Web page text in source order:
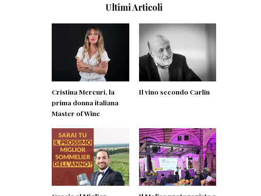
Ultimi Articoli
Cristina Mercuri, la
prima donna italiana
Master of Wine
Il vino secondo Carlin